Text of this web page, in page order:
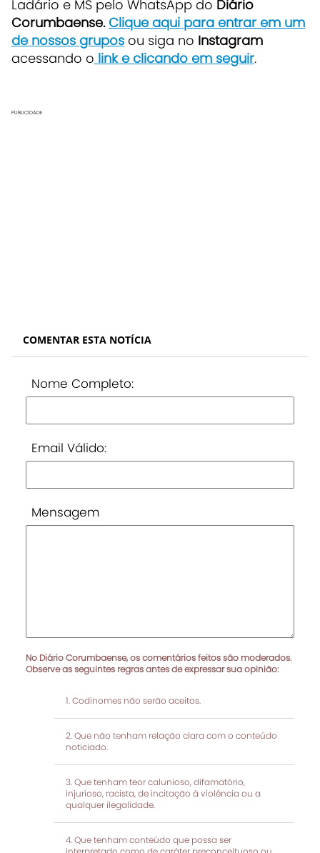
Ladário e MS pelo WhatsApp do Diário
Corumbaense.Clique aqui para entrar em um
de nossos grupos ou siga no Instagram
acessando o link e clicando em seguir.
PUBLICIDADE
COMENTAR ESTA NOTÍCIA
Nome Completo:
Email Válido:
Mensagem
No Diário Corumbaense, os comentários feitos são moderados.
Observe as seguintes regras antes de expressar sua opinião:
Codinomes não serão aceitos.
Que não tenham relação clara com o conteúdo
noticiado.
Que tenham teor calunioso, difamatório,
injurioso, racista, de incitação à violência ou a
qualquer ilegalidade.
Que tenham conteúdo que possa ser